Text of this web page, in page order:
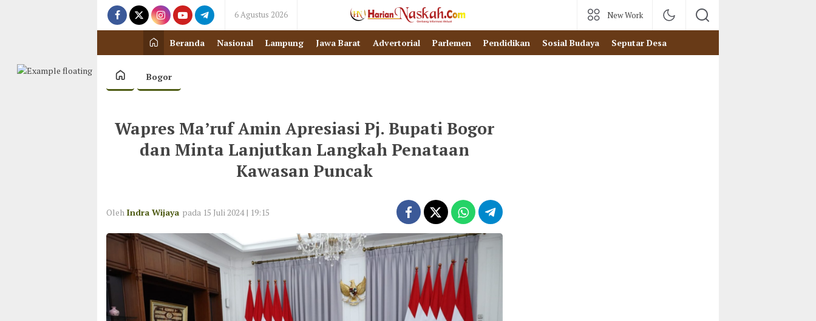
6 Agustus 2026 New Work
Beranda Nasional Lampung Jawa Barat Advertorial Parlemen Pendidikan Sosial Budaya Seputar Desa
Bogor
Wapres Ma’ruf Amin Apresiasi Pj. Bupati Bogor
dan Minta Lanjutkan Langkah Penataan
Kawasan Puncak
Oleh Indra Wijaya pada 15 Juli 2024 | 19:15